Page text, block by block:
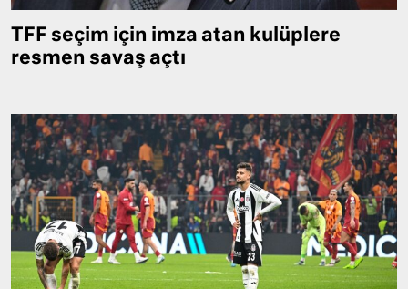
TFF seçim için imza atan kulüplere
resmen savaş açtı